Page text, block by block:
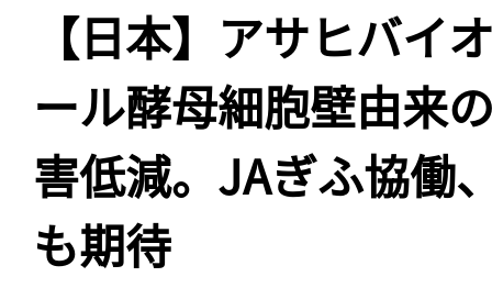
【日本】アサヒバイ
ール酵母細胞壁由来
害低減。JAぎふ協働
も期待